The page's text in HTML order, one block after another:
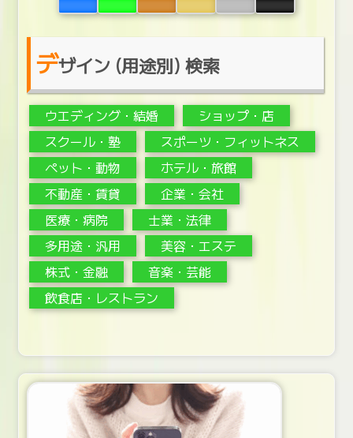
デザイン (用途別) 検索
ウエディング・結婚
ショップ・店
スクール・塾
スポーツ・フィットネス
ペット・動物
ホテル・旅館
不動産・賃貸
企業・会社
医療・病院
士業・法律
多用途・汎用
美容・エステ
株式・金融
音楽・芸能
飲食店・レストラン